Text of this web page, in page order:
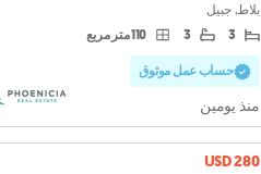
بلاط, جبيل
3
3 110 متر مربع
حساب عمل موثوق
منذ يومين
USD 280